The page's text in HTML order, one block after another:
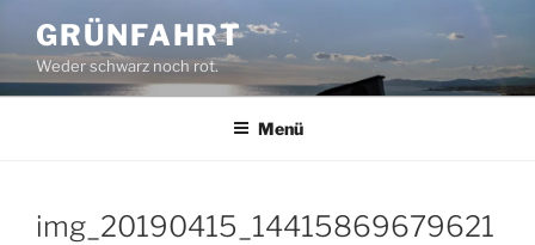
Inhalt
springen
GRÜNFAHRT
Weder schwarz noch rot.
Menü
img_20190415_14415869679621